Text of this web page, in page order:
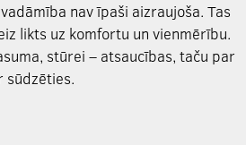
nav īpaši aizraujoša. Tas
likts uz komfortu un vienmērību.
stūrei – atsaucības, taču par
sūdzēties.